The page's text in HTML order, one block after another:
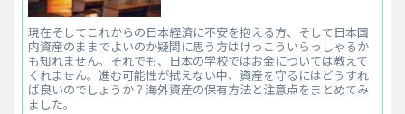
現在そしてこれからの日本経済に不安を抱える方、そして日本国
内資産のままでよいのか疑問に思う方はけっこういらっしゃるか
も知れません。それでも、日本の学校ではお金については教えて
くれません。進む可能性が拭えない中、資産を守るにはどうすれ
ば良いのでしょうか？海外資産の保有方法と注意点をまとめてみ
ました。